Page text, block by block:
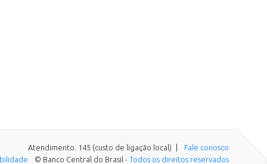
Atendimento: 145 (custo de ligação local)
Fale conosco
© Banco Central do Brasil - Todos os direitos reservados